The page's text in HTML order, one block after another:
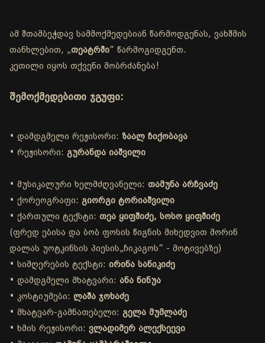
ამ შთამბეჭდავ სამმოქმედებიან წარმოდგენას, ვახშმის
თანხლებით, „თეატრში“ წარმოგიდგენთ.
კეთილი იყოს თქვენი მობრძანება!
შემოქმედებითი ჯგუფი:
• დამდგმელი რეჟისორი: ზაალ ჩიქობავა
• რეჟისორი: გურანდა იაშვილი
• მუსიკალური ხელმძღვანელი: თამუნა არჩვაძე
• ქორეოგრაფი: გიორგი ტორიაშვილი
• ქართული ტექსტი: თეა ყიფშიძე, სოსო ყიფშიძე
(ფრედ ებისა და ბობ ფოსის წიგნის მიხედვით მორინ
დალას უოტკინსის პიესის„ჩიკაგოს“ - მოტივებზე)
• სიმღერების ტექსტი: ირინა სანიკიძე
• დამდგმელი მხატვარი: ანა ნინუა
• კოსტიუმები: ლაშა ჯოხაძე
• მხატვარ-გამნათებელი: გელა მუმლაძე
• ხმის რეჟისორი: ვლადიმერ ალექსეევი